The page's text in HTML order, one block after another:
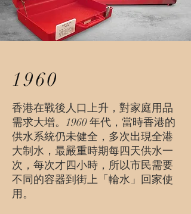
1960
香港在戰後人口上升，對家庭用品
需求大增。1960 年代，當時香港的
供水系統仍未健全，多次出現全港
大制水，最嚴重時期每四天供水一
次，每次才四小時，所以市民需要
不同的容器到街上「輪水」回家使
用。